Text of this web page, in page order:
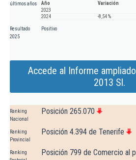
últimos años
Año
Variación
2023
2024
-8,54 %
Resultado
2025
Positivo
Accede al Informe
2013 Sl.
Ranking
Nacional
Posición 265.070
Ranking
Provincial
Posición 4.394 de Tenerife
Ranking
Posición 799 de Comercio al